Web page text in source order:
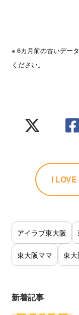
※ 6カ月前の古いデー
ください。
I
アイラブ東大阪
東大阪ママ 東
新着記事